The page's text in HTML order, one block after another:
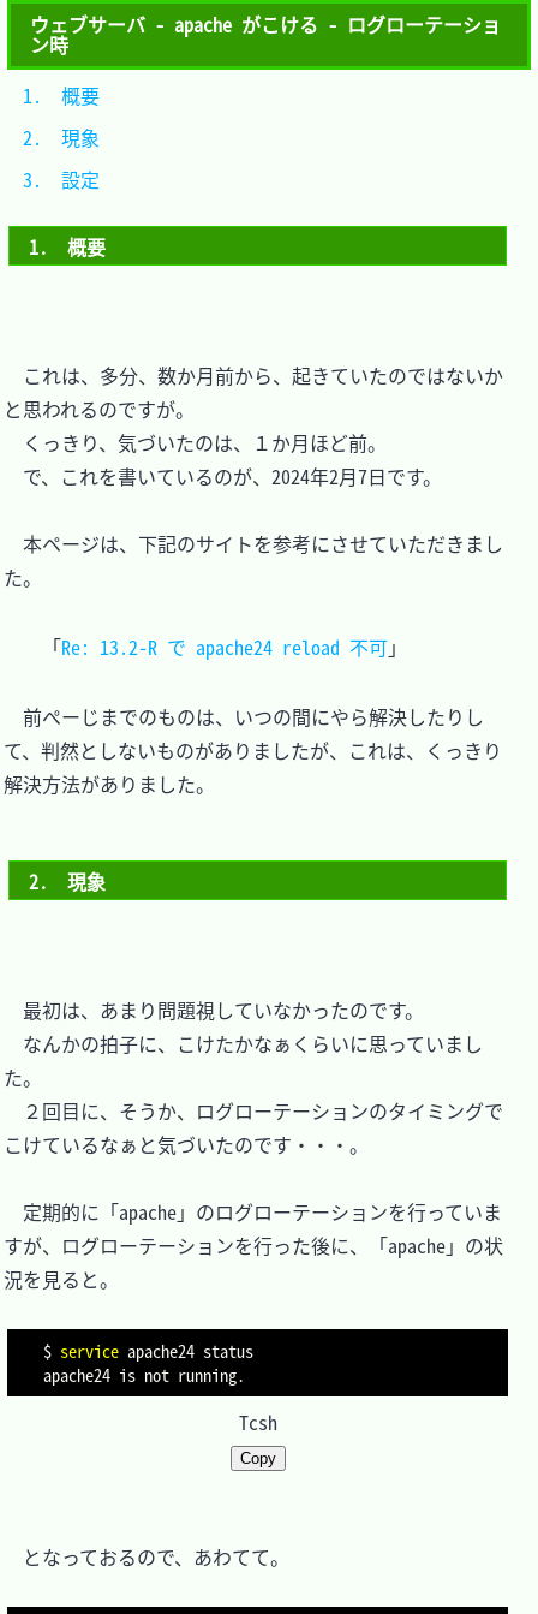
ウェブサーバ - apache がこける - ログローテーショ
ン時
1.　概要
これは、多分、数か月前から、起きていたのではないか
と思われるのですが。
くっきり、気づいたのは、１か月ほど前。
で、これを書いているのが、2024年2月7日です。
本ページは、下記のサイトを参考にさせていただきまし
た。
「Re: 13.2-R で apache24 reload 不可
前ぺーじまでのものは、いつの間にやら解決したりし
て、判然としないものがありましたが、これは、くっきり
解決方法がありました。
2.　現象
最初は、あまり問題視していなかったのです。
なんかの拍子に、こけたかなぁくらいに思っていまし
た。
２回目に、そうか、ログローテーションのタイミングで
こけているなぁと気づいたのです・・・。
定期的に「apache」のログローテーションを行っていま
すが、ログローテーションを行った後に、「apache」の状
況を見ると。
$ service apache24 status
Tcsh
Copy
となっておるので、あわてて。